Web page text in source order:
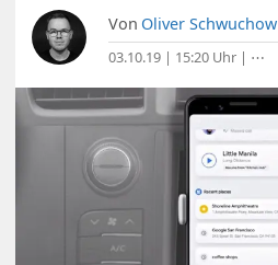
Von Oliver Schwuchow
03.10.19 | 15:20 Uhr | ⋯